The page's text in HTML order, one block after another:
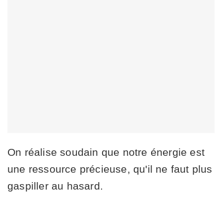
On réalise soudain que notre énergie est
une ressource précieuse, qu'il ne faut plus
gaspiller au hasard.